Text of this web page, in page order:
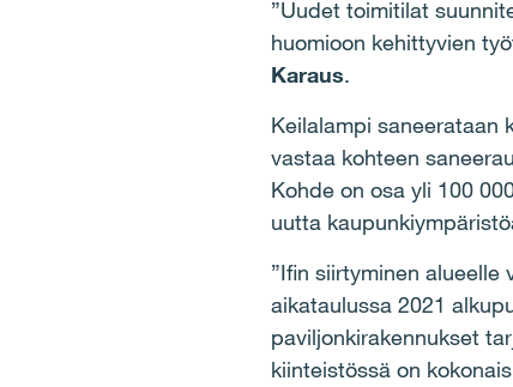
”Uudet toimitilat
huomioon kehittyvien
Karaus.
Keilalampi saneerataan
vastaa kohteen
Kohde on osa yli 100
uutta
”Ifin siirtyminen alueelle
aikataulussa 2021
paviljonkirakennukset
kiinteistössä on